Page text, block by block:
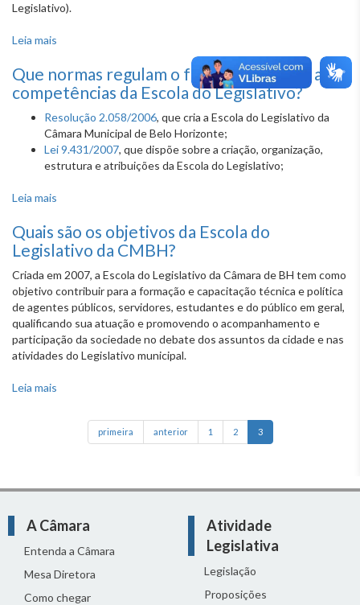
Legislativo).
Leia mais
Que normas regulam o funcionamento e as
competências da Escola do Legislativo?
Resolução 2.058/2006, que cria a Escola do Legislativo da
Câmara Municipal de Belo Horizonte;
Lei 9.431/2007, que dispõe sobre a criação, organização,
estrutura e atribuições da Escola do Legislativo;
Leia mais
Quais são os objetivos da Escola do
Legislativo da CMBH?
Criada em 2007, a Escola do Legislativo da Câmara de BH tem como
objetivo contribuir para a formação e capacitação técnica e política
de agentes públicos, servidores, estudantes e do público em geral,
qualificando sua atuação e promovendo o acompanhamento e
participação da sociedade no debate dos assuntos da cidade e nas
atividades do Legislativo municipal.
Leia mais
primeira anterior 1 2 3
A Câmara
Entenda a Câmara
Mesa Diretora
Como chegar
Atividade
Legislativa
Legislação
Proposições